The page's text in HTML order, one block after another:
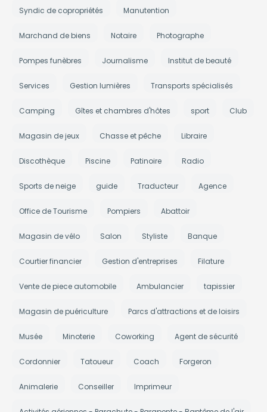
Syndic de copropriétés Manutention
Marchand de biens Notaire Photographe
Pompes funèbres Journalisme Institut de beauté
Services Gestion lumières Transports spécialisés
Camping Gîtes et chambres d'hôtes sport Club
Magasin de jeux Chasse et pêche Libraire
Discothèque Piscine Patinoire Radio
Sports de neige guide Traducteur Agence
Office de Tourisme Pompiers Abattoir
Magasin de vélo Salon Styliste Banque
Courtier financier Gestion d'entreprises Filature
Vente de piece automobile Ambulancier tapissier
Magasin de puériculture Parcs d'attractions et de loisirs
Musée Minoterie Coworking Agent de sécurité
Cordonnier Tatoueur Coach Forgeron
Animalerie Conseiller Imprimeur